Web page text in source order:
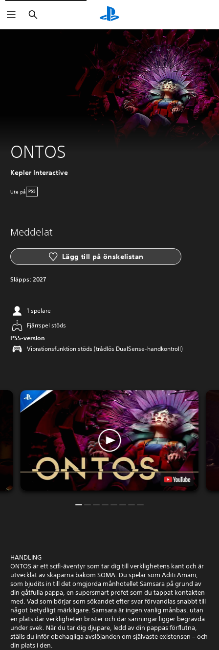
Sök
ONTOS
Kepler Interactive
Ute på PS5
Meddelat
Lägg till på önskelistan
Släpps: 2027
1 spelare
Fjärrspel stöds
PS5-version
Vibrationsfunktion stöds (trådlös DualSense-handkontroll)
HANDLING
ONTOS är ett scifi-äventyr som tar dig till verklighetens kant och är
utvecklat av skaparna bakom SOMA. Du spelar som Aditi Amani,
som bjudits in till det omgjorda månhotellet Samsara på grund av
din gåtfulla pappa, en supersmart profet som du tappat kontakten
med. Vad som börjar som sökandet efter svar förvandlas snabbt till
något betydligt märkligare. Samsara är ingen vanlig månbas, utan
en plats där verkligheten brister och där sanningar ligger begravda
under svek. När du tar dig djupare, ledd av din pappas förflutna,
ställs du inför obehagliga avslöjanden om självaste existensen – och
din plats i den.